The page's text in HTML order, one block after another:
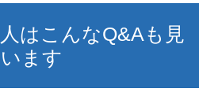
はこんなQ&Aも見
ます